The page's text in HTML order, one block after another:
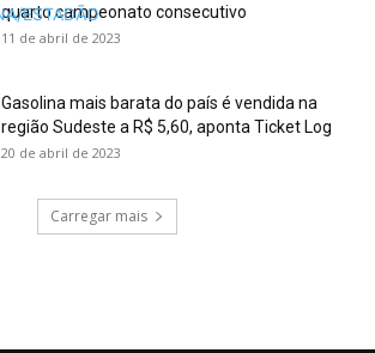
quarto campeonato consecutivo
11 de abril de 2023
Gasolina mais barata do país é vendida na
região Sudeste a R$ 5,60, aponta Ticket Log
20 de abril de 2023
Carregar mais